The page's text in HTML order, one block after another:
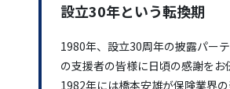
設立30年という転換期
1980年、設立30周年の披露パー
の支援者の皆様に日頃の感謝をお
1982年には橋本安雄が保険業界